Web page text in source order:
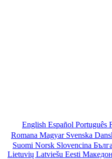
English Español Português
Romana Magyar Svenska
Suomi Norsk Slovencina
Lietuvių Latviešu Eesti